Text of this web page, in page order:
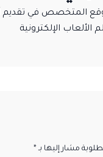
المتخصص في تقديم آخر
الألعاب الإلكترونية
مشار إليها بـ *